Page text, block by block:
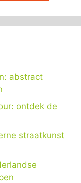
abstract
ontdek de
straatkunst